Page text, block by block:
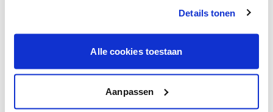
Details tonen
Alle cookies toestaan
Aanpassen
Ga samen met de kleuradviseur door je
Krijg kleuradvies op basis van de lichtinval
en je meubels.